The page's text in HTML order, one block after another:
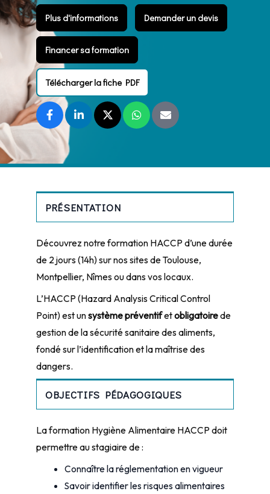
Plus d'informations Demander un devis
Financer sa formation
Télécharger la fiche PDF
PRÉSENTATION
Découvrez notre formation HACCP d’une durée
de 2 jours (14h) sur nos sites de Toulouse,
Montpellier, Nîmes ou dans vos locaux.
L’HACCP (Hazard Analysis Critical Control
Point) est unsystème préventifetobligatoirede
gestion de la sécurité sanitaire des aliments,
fondé sur l’identification et la maîtrise des
dangers.
OBJECTIFS PÉDAGOGIQUES
La formation Hygiène Alimentaire HACCP doit
permettre au stagiaire de :
Connaître la réglementation en vigueur
Savoir identifier les risques alimentaires